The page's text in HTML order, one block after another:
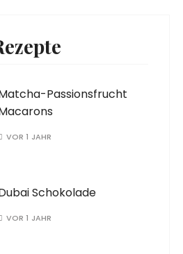
Passionsfrucht
VOR 1 JAHR
Schokolade
VOR 1 JAHR